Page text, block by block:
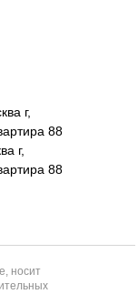
носит
г,
88
г,
88